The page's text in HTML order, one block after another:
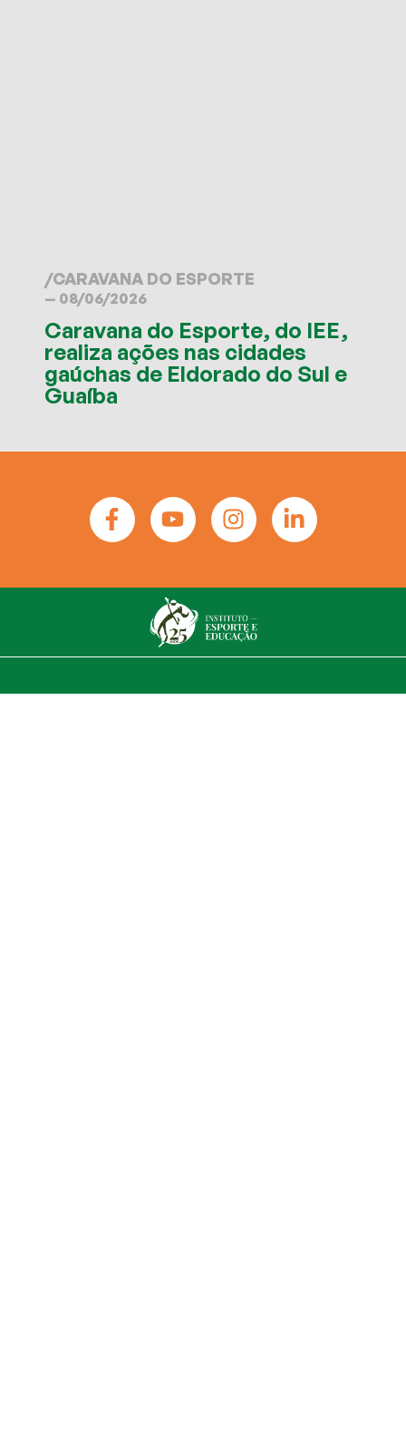
/CARAVANA DO ESPORTE
— 08/06/2026
Caravana do Esporte, do IEE,
realiza ações nas cidades
gaúchas de Eldorado do Sul e
Guaíba